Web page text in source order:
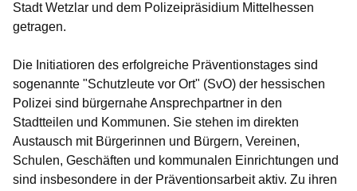
Stadt Wetzlar und dem Polizeipräsidium Mittelhessen
getragen.
Die Initiatioren des erfolgreiche Präventionstages sind
sogenannte "Schutzleute vor Ort" (SvO) der hessischen
Polizei sind bürgernahe Ansprechpartner in den
Stadtteilen und Kommunen. Sie stehen im direkten
Austausch mit Bürgerinnen und Bürgern, Vereinen,
Schulen, Geschäften und kommunalen Einrichtungen und
sind insbesondere in der Präventionsarbeit aktiv. Zu ihren